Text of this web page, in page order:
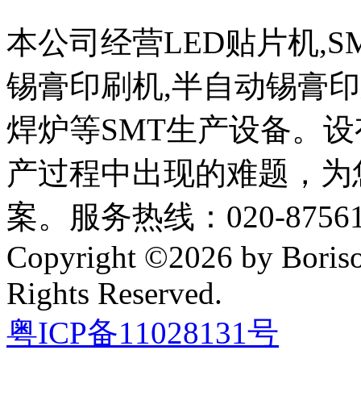
本公司经营LED贴片机
锡膏印刷机,半自动锡膏
焊炉等SMT生产设备。
产过程中出现的难题，
案。服务热线：020-
Copyright ©2026 by
Rights Reserved.
粤ICP备11028131号